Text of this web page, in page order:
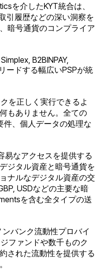
を介したKYT統合は、
引履歴などの深い洞察を
暗号通貨のコンプライア
B2BINPAY,
ードする幅広いPSPが統
を正しく実行できるよ
もありません。全ての
件、個人データの処理な
易なアクセスを提供する
ジタル資産と暗号通貨を
ナルなデジタル資産の交
USDなどの主要な暗
を含む全タイプの送
バンク流動性プロバイ
ファンドや数千ものク
された流動性を提供する